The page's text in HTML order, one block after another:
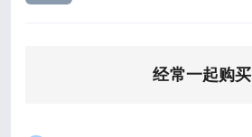
经常一起购买